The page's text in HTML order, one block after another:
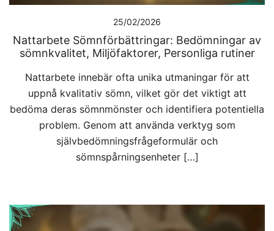
25/02/2026
Nattarbete Sömnförbättringar: Bedömningar av
sömnkvalitet, Miljöfaktorer, Personliga rutiner
Nattarbete innebär ofta unika utmaningar för att
uppnå kvalitativ sömn, vilket gör det viktigt att
bedöma deras sömnmönster och identifiera potentiella
problem. Genom att använda verktyg som
självbedömningsfrågeformulär och
sömnspårningsenheter […]